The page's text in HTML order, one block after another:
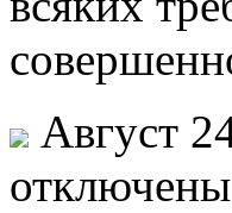
Август
отключены